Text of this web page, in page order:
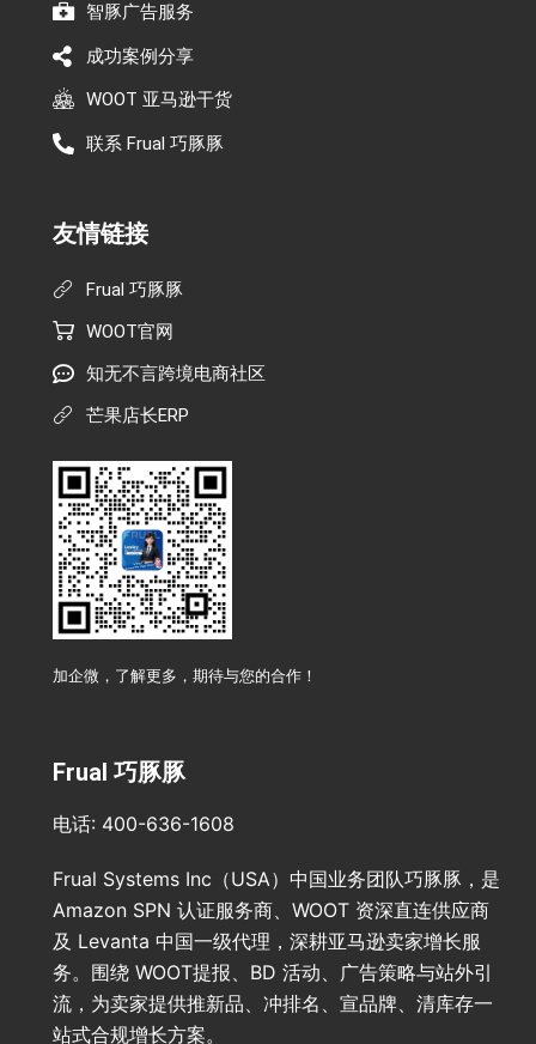
智豚广告服务
成功案例分享
WOOT 亚马逊干货
联系 Frual 巧豚豚
友情链接
Frual 巧豚豚
WOOT官网
知无不言跨境电商社区
芒果店长ERP
加企微，了解更多，期待与您的合作！
Frual 巧豚豚
电话: 400-636-1608
Frual Systems Inc（USA）中国业务团队巧豚豚，是
Amazon SPN 认证服务商、WOOT 资深直连供应商
及 Levanta 中国一级代理，深耕亚马逊卖家增长服
务。围绕 WOOT提报、BD 活动、广告策略与站外引
流，为卖家提供推新品、冲排名、宣品牌、清库存一
站式合规增长方案。